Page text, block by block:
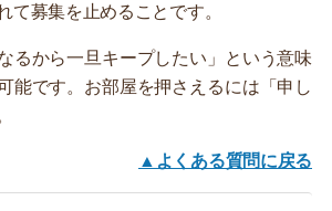
て募集を止めることです。
るから一旦キープしたい」という意味
能です。お部屋を押さえるには「申し
▲よくある質問に戻る